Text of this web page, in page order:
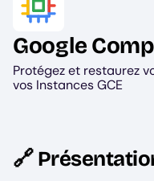
Google
Protégez et restaurez
vos Instances GCE
🔗